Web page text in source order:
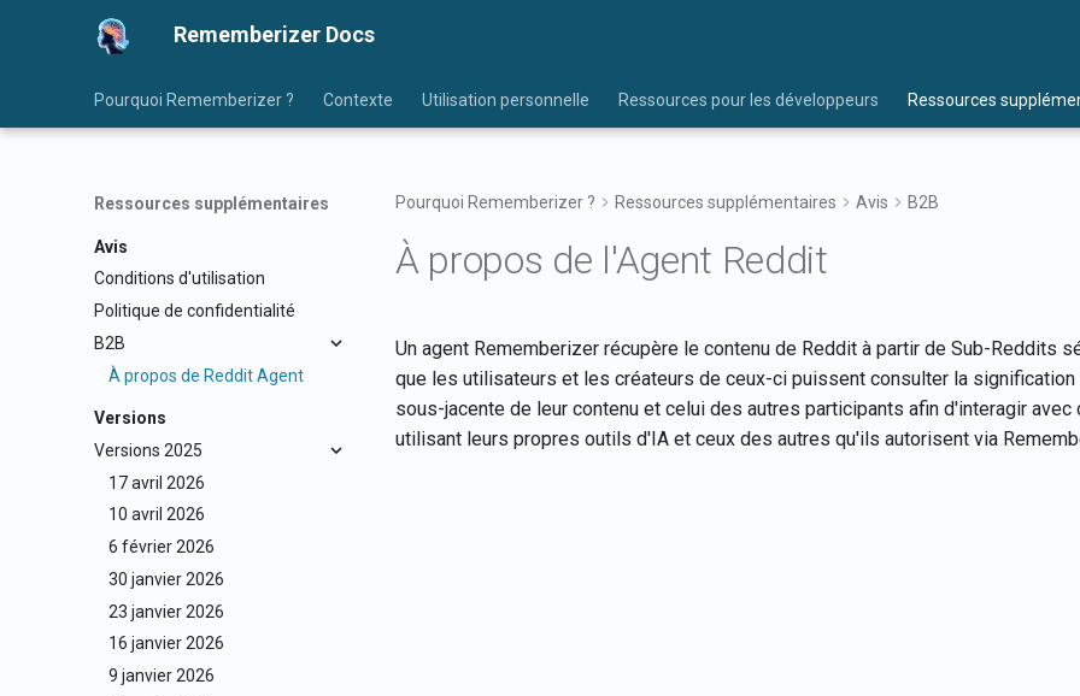
Rememberizer Docs
Pourquoi Rememberizer ? Contexte Utilisation personnelle Ressources pour les développeurs Ressources
Ressources supplémentaires
Avis
Conditions d'utilisation
Politique de confidentialité
B2B
À propos de Reddit Agent
Versions
Versions 2025
17 avril 2026
10 avril 2026
6 février 2026
30 janvier 2026
23 janvier 2026
16 janvier 2026
9 janvier 2026
Pourquoi Rememberizer ? Ressources supplémentaires Avis B2B
À propos de l'Agent Reddit
Un agent Rememberizer récupère le contenu de Reddit à partir de Sub-Reddits
que les utilisateurs et les créateurs de ceux-ci puissent consulter la signification
sous-jacente de leur contenu et celui des autres participants afin d'interagir avec
utilisant leurs propres outils d'IA et ceux des autres qu'ils autorisent via